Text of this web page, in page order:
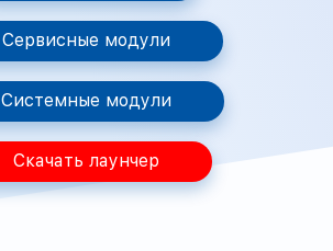
Сервисные модули
Системные модули
Скачать лаунчер